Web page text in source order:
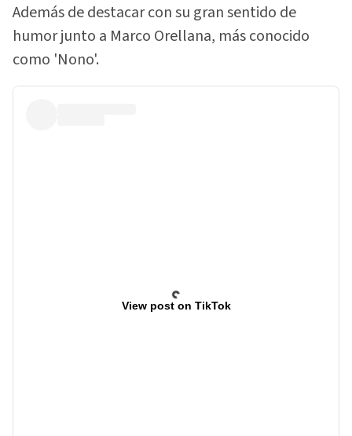
Además de destacar con su gran sentido de
humor junto a Marco Orellana, más conocido
como 'Nono'.
View post on TikTok